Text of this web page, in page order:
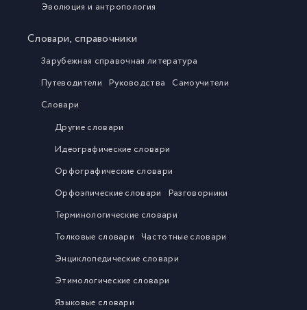
Эволюция и антропология
Словари, справочники
Зарубежная справочная литература
Путеводители
Руководства
Самоучители
Словари
Другие словари
Идеографические словари
Орфографические словари
Орфоэпические словари
Разговорники
Терминологические словари
Толковые словари
Частотные словари
Энциклопедические словари
Этимологические словари
Языковые словари